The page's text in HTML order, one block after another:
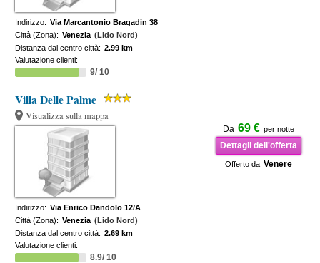
Indirizzo: Via Marcantonio Bragadin 38
Città (Zona): Venezia (Lido Nord)
Distanza dal centro città: 2.99 km
Valutazione clienti:
9/ 10
Villa Delle Palme
Visualizza sulla mappa
Da 69 € per notte
Dettagli dell'offerta
Offerto da Venere
Indirizzo: Via Enrico Dandolo 12/A
Città (Zona): Venezia (Lido Nord)
Distanza dal centro città: 2.69 km
Valutazione clienti:
8.9/ 10